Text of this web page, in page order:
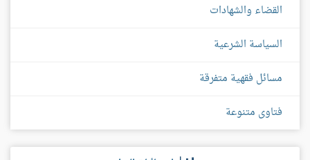
القضاء والشهادات
السياسة الشرعية
مسائل فقهية متفرقة
فتاوى متنوعة